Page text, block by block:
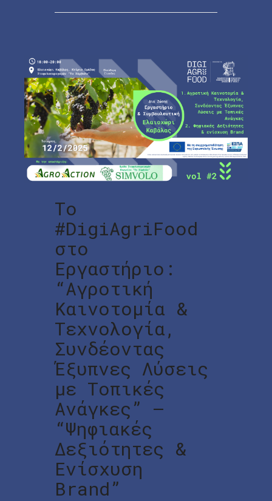
Το
#DigiAgriFood
στο
Εργαστήριο:
“Αγροτική
Καινοτομία &
Τεχνολογία,
Συνδέοντας
Έξυπνες Λύσεις
με Τοπικές
Ανάγκες” –
“Ψηφιακές
Δεξιότητες &
Ενίσχυση
Brand”